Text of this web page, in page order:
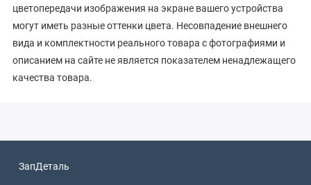
цветопередачи изображения на экране вашего устройства
могут иметь разные оттенки цвета. Несовпадение внешнего
вида и комплектности реального товара с фотографиями и
описанием на сайте не является показателем ненадлежащего
качества товара.
ЗапДеталь